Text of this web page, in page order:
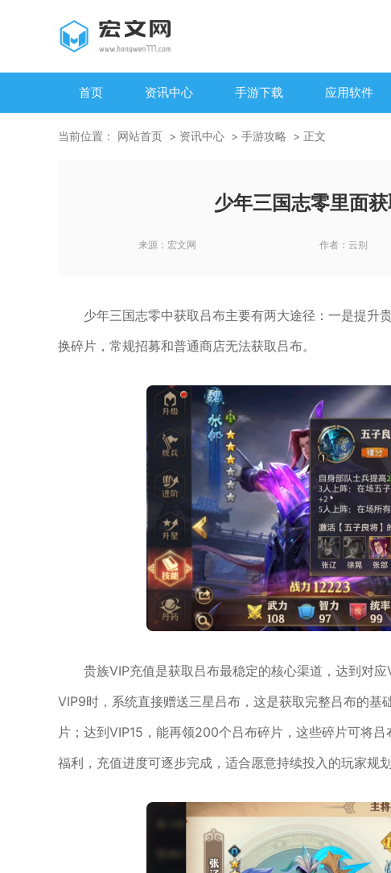
首页 资讯中心 手游下载 应用软件
当前位置： 网站首页 资讯中心 手游攻略 正文
少年三国志零里面
来源： 宏文网 作者： 云别
少年三国志零中获取吕布主要有两大途径：一是提升
换碎片，常规招募和普通商店无法获取吕布。
贵族VIP充值是获取吕布最稳定的核心渠道，达到对
VIP9时，系统直接赠送三星吕布，这是获取完整吕布的
片；达到VIP15，能再领200个吕布碎片，这些碎片可将
福利，充值进度可逐步完成，适合愿意持续投入的玩家规划